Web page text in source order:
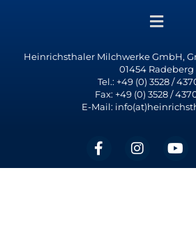
Heinrichsthaler Milchwerke GmbH,
01454 Radeberg
Tel.: +49 (0) 3528 /
Fax: +49 (0) 3528 /
E-Mail: